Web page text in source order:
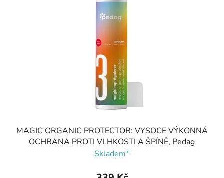
MAGIC ORGANIC PROTECTOR: VYSOCE VÝKONNÁ
OCHRANA PROTI VLHKOSTI A ŠPÍNĚ, Pedag
Skladem*